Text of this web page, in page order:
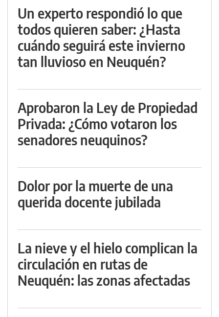
Un experto respondió lo que
todos quieren saber: ¿Hasta
cuándo seguirá este invierno
tan lluvioso en Neuquén?
Aprobaron la Ley de Propiedad
Privada: ¿Cómo votaron los
senadores neuquinos?
Dolor por la muerte de una
querida docente jubilada
La nieve y el hielo complican la
circulación en rutas de
Neuquén: las zonas afectadas